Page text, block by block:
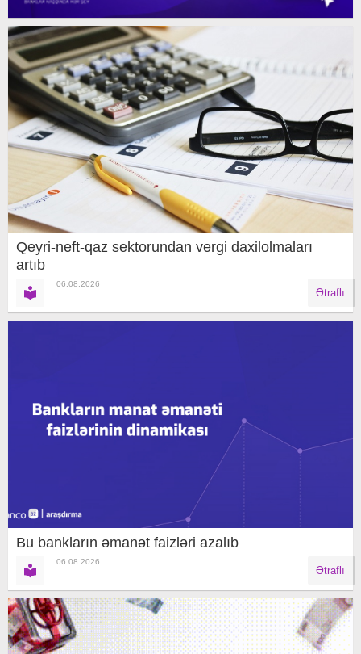
Qeyri-neft-qaz sektorundan vergi daxilolmaları
artıb
06.08.2026
Ətraflı
Bu bankların əmanət faizləri azalıb
06.08.2026
Ətraflı